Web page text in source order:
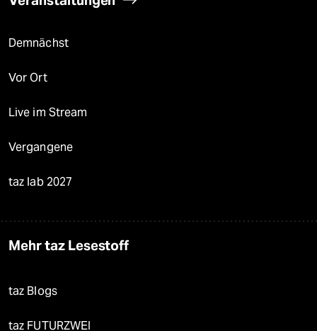
Demnächst
Vor Ort
Live im Stream
Vergangene
taz lab 2027
Mehr taz Lesestoff
taz Blogs
taz FUTURZWEI